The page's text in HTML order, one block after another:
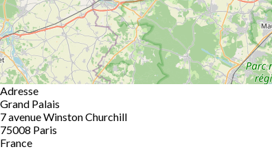
Adresse
Grand Palais
7 avenue Winston Churchill
75008 Paris
France